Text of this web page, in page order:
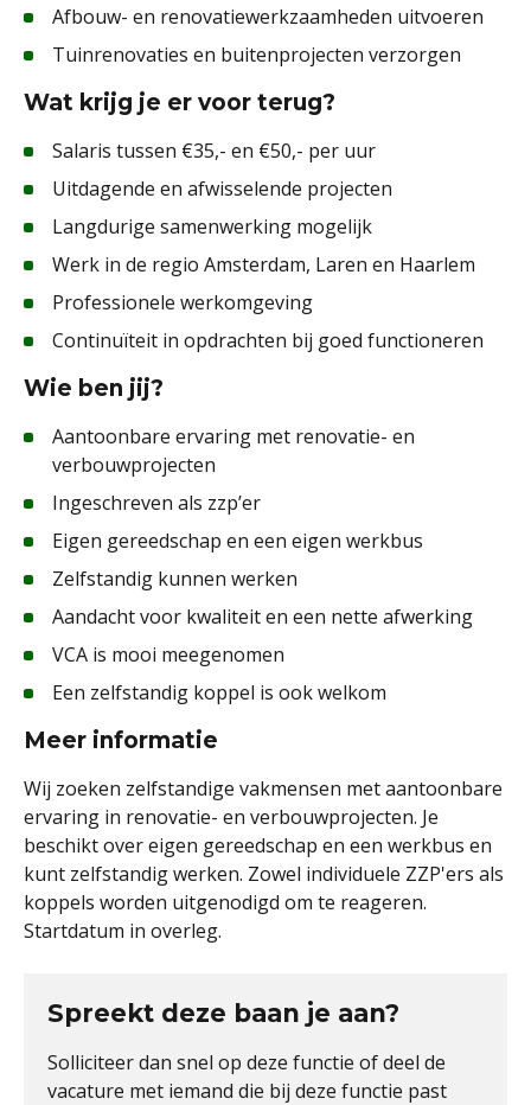
Afbouw- en renovatiewerkzaamheden uitvoeren
Tuinrenovaties en buitenprojecten verzorgen
Wat krijg je er voor terug?
Salaris tussen €35,- en €50,- per uur
Uitdagende en afwisselende projecten
Langdurige samenwerking mogelijk
Werk in de regio Amsterdam, Laren en Haarlem
Professionele werkomgeving
Continuïteit in opdrachten bij goed functioneren
Wie ben jij?
Aantoonbare ervaring met renovatie- en
verbouwprojecten
Ingeschreven als zzp’er
Eigen gereedschap en een eigen werkbus
Zelfstandig kunnen werken
Aandacht voor kwaliteit en een nette afwerking
VCA is mooi meegenomen
Een zelfstandig koppel is ook welkom
Meer informatie
Wij zoeken zelfstandige vakmensen met aantoonbare
ervaring in renovatie- en verbouwprojecten. Je
beschikt over eigen gereedschap en een werkbus en
kunt zelfstandig werken. Zowel individuele ZZP'ers als
koppels worden uitgenodigd om te reageren.
Startdatum in overleg.
Spreekt deze baan je aan?
Solliciteer dan snel op deze functie of deel de
vacature met iemand die bij deze functie past